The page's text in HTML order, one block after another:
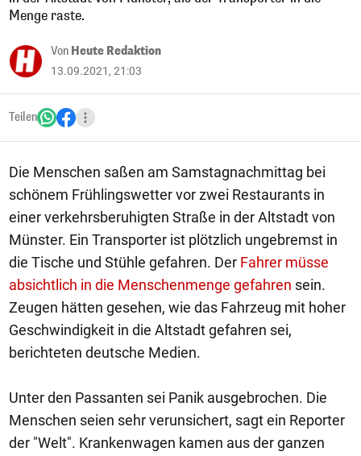
Menge raste.
Von Heute Redaktion
13.09.2021, 21:03
Teilen
Die Menschen saßen am Samstagnachmittag bei
schönem Frühlingswetter vor zwei Restaurants in
einer verkehrsberuhigten Straße in der Altstadt von
Münster. Ein Transporter ist plötzlich ungebremst in
die Tische und Stühle gefahren. Der Fahrer müsse
absichtlich in die Menschenmenge gefahren sein.
Zeugen hätten gesehen, wie das Fahrzeug mit hoher
Geschwindigkeit in die Altstadt gefahren sei,
berichteten deutsche Medien.
Unter den Passanten sei Panik ausgebrochen. Die
Menschen seien sehr verunsichert, sagt ein Reporter
der "Welt". Krankenwagen kamen aus der ganzen